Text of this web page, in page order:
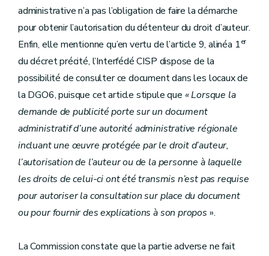
administrative n’a pas l’obligation de faire la démarche
pour obtenir l’autorisation du détenteur du droit d’auteur.
Enfin, elle mentionne qu’en vertu de l’article 9, alinéa 1er
du décret précité, l’Interfédé CISP dispose de la
possibilité de consulter ce document dans les locaux de
la DGO6, puisque cet article stipule que « Lorsque la
demande de publicité porte sur un document
administratif d’une autorité administrative régionale
incluant une œuvre protégée par le droit d’auteur,
l’autorisation de l’auteur ou de la personne à laquelle
les droits de celui-ci ont été transmis n’est pas requise
pour autoriser la consultation sur place du document
ou pour fournir des explications à son propos ».
La Commission constate que la partie adverse ne fait